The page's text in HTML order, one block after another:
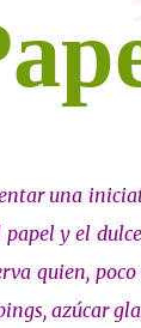
una
papel y el
quien,
azúcar